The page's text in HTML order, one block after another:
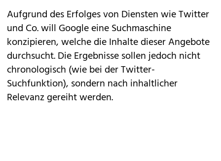
Aufgrund des Erfolges von Diensten wie Twitter
und Co. will Google eine Suchmaschine
konzipieren, welche die Inhalte dieser Angebote
durchsucht. Die Ergebnisse sollen jedoch nicht
chronologisch (wie bei der Twitter-
Suchfunktion), sondern nach inhaltlicher
Relevanz gereiht werden.